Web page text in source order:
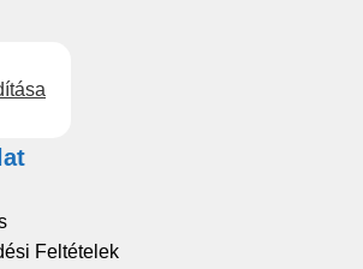
Feltételek